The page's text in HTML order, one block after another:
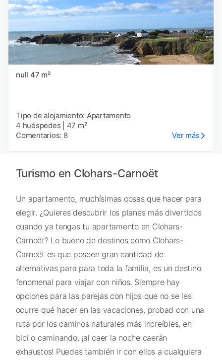
null 47 m²
Tipo de alojamiento: Apartamento
4 huéspedes
47 m²
Comentarios: 8
Ver más
Turismo en Clohars-Carnoët
Un apartamento, muchísimas cosas que hacer para
elegir. ¿Quieres descubrir los planes más divertidos
cuando ya tengas tu apartamento en Clohars-
Carnoët? Lo bueno de destinos como Clohars-
Carnoët es que poseen gran cantidad de
alternativas para para toda la familia, es un destino
fenomenal para viajar con niños. Siempre hay
opciones para las parejas con hijos que no se les
ocurre qué hacer en las vacaciones, probad con una
ruta por los caminos naturales más increíbles, en
bici o caminando, ¡al caer la noche caerán
exhaustos! Puedes también ir con ellos a cualquiera